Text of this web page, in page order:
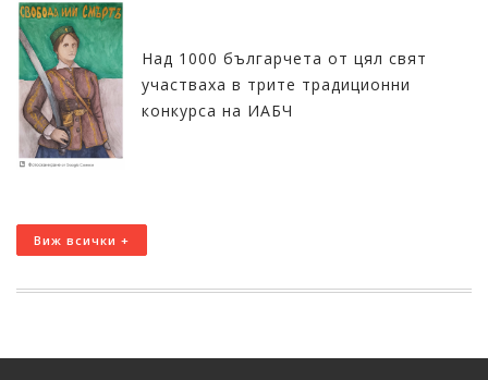
Над 1000 българчета от цял свят
участваха в трите традиционни
конкурса на ИАБЧ
Виж всички +